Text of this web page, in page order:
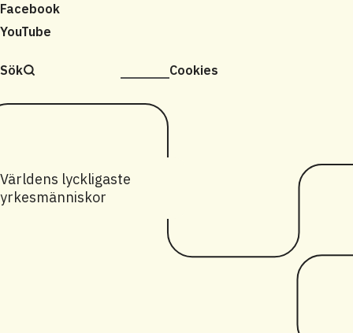
Facebook
YouTube
Sök Cookies
Världens lyckligaste
yrkesmänniskor